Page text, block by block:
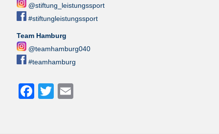
@stiftung_leistungssport
#stiftungleistungssport
Team Hamburg
@teamhamburg040
#teamhamburg
Facebook
Twitter